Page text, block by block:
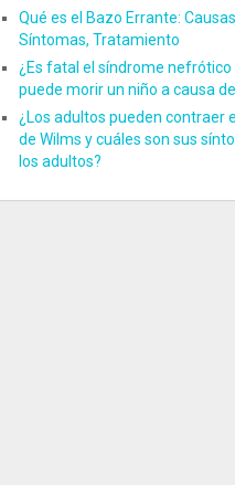
Qué es el Bazo Errante:
Síntomas, Tratamiento
¿Es fatal el síndrome nefrótico
puede morir un niño a causa
¿Los adultos pueden contraer
de Wilms y cuáles son sus
los adultos?